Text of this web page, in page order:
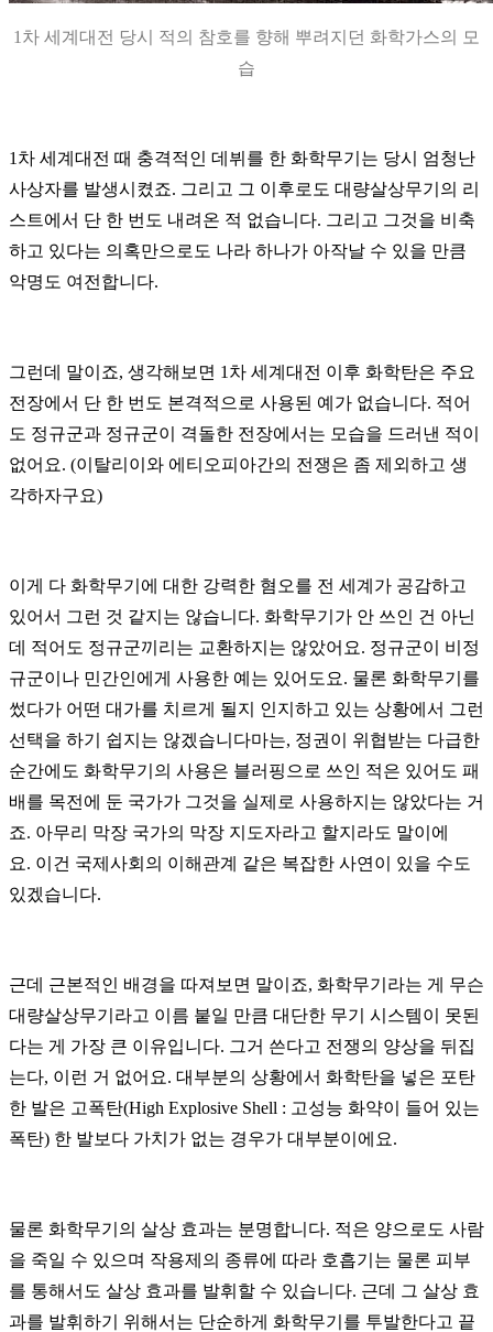
1차 세계대전 당시 적의 참호를 향해 뿌려지던 화학가스의 모
습
1차 세계대전 때 충격적인 데뷔를 한 화학무기는 당시 엄청난
사상자를 발생시켰죠. 그리고 그 이후로도 대량살상무기의 리
스트에서 단 한 번도 내려온 적 없습니다. 그리고 그것을 비축
하고 있다는 의혹만으로도 나라 하나가 아작날 수 있을 만큼
악명도 여전합니다.
그런데 말이죠, 생각해보면 1차 세계대전 이후 화학탄은 주요
전장에서 단 한 번도 본격적으로 사용된 예가 없습니다. 적어
도 정규군과 정규군이 격돌한 전장에서는 모습을 드러낸 적이
없어요. (이탈리이와 에티오피아간의 전쟁은 좀 제외하고 생
각하자구요)
이게 다 화학무기에 대한 강력한 혐오를 전 세계가 공감하고
있어서 그런 것 같지는 않습니다. 화학무기가 안 쓰인 건 아닌
데 적어도 정규군끼리는 교환하지는 않았어요. 정규군이 비정
규군이나 민간인에게 사용한 예는 있어도요. 물론 화학무기를
썼다가 어떤 대가를 치르게 될지 인지하고 있는 상황에서 그런
선택을 하기 쉽지는 않겠습니다마는, 정권이 위협받는 다급한
순간에도 화학무기의 사용은 블러핑으로 쓰인 적은 있어도 패
배를 목전에 둔 국가가 그것을 실제로 사용하지는 않았다는 거
죠. 아무리 막장 국가의 막장 지도자라고 할지라도 말이에
요. 이건 국제사회의 이해관계 같은 복잡한 사연이 있을 수도
있겠습니다.
근데 근본적인 배경을 따져보면 말이죠, 화학무기라는 게 무슨
대량살상무기라고 이름 붙일 만큼 대단한 무기 시스템이 못된
다는 게 가장 큰 이유입니다. 그거 쓴다고 전쟁의 양상을 뒤집
는다, 이런 거 없어요. 대부분의 상황에서 화학탄을 넣은 포탄
한 발은 고폭탄(High Explosive Shell : 고성능 화약이 들어 있는
폭탄) 한 발보다 가치가 없는 경우가 대부분이에요.
물론 화학무기의 살상 효과는 분명합니다. 적은 양으로도 사람
을 죽일 수 있으며 작용제의 종류에 따라 호흡기는 물론 피부
를 통해서도 살상 효과를 발휘할 수 있습니다. 근데 그 살상 효
과를 발휘하기 위해서는 단순하게 화학무기를 투발한다고 끝